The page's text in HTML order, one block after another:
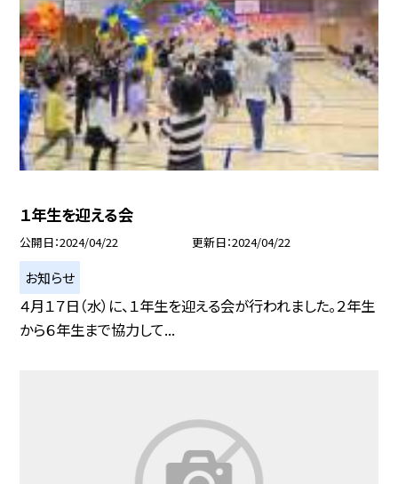
１年生を迎える会
公開日 2024/04/22 更新日 2024/04/22
お知らせ
４月１７日（水）に、１年生を迎える会が行われました。２年生
から６年生まで協力して...